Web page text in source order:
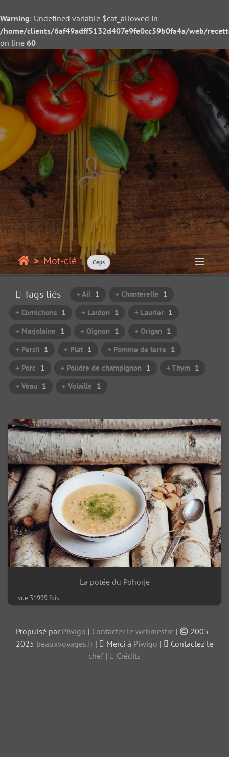
Warning: Undefined variable $cat_allowed in
/home/clients/6af49adff5132d407e9fe0cc59b0fa4a/web/
on line 60
Mot-clé Ceps
Tags liés + Ail 1 + Chanterelle 1
+ Cornichons 1 + Lardon 1 + Laurier 1
+ Marjolaine 1 + Oignon 1 + Origan 1
+ Persil 1 + Plat 1 + Pomme de terre 1
+ Porc 1 + Poudre de champignon 1 + Thym 1
+ Veau 1 + Volaille 1
La potée du Pohorje
vue 31999 fois
Propulsé par Piwigo | Contacter le webmestre |
2005 -
2025 beauxvoyages.fr | Merci à Piwigo |
Contactez le
chef| Crédits